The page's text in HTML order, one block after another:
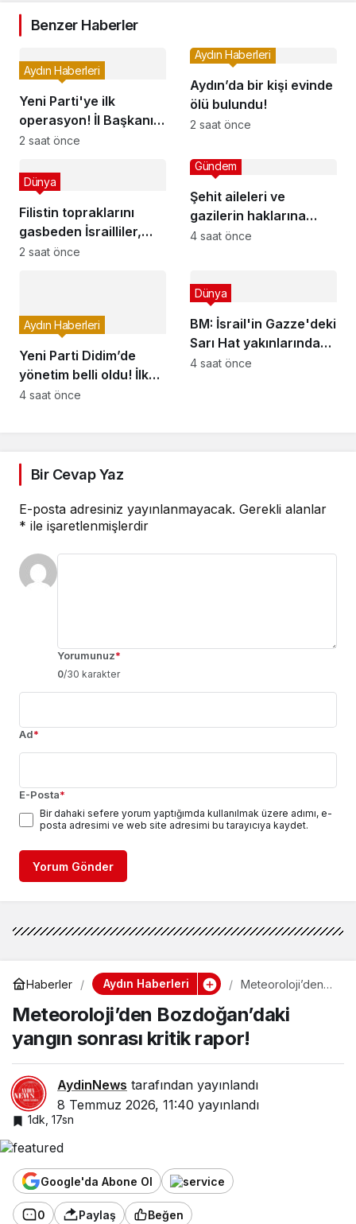
Benzer Haberler
Yeni Parti'ye ilk
operasyon! İl Başkanı
gözaltında
Aydın Haberleri
2 saat önce
Aydın’da bir kişi evinde
ölü bulundu!
Aydın Haberleri
2 saat önce
Filistin topraklarını
gasbeden İsrailliler,
işgal altındaki Batı
Dünya
2 saat önce
Şehit aileleri ve
gazilerin haklarına
ilişkin kanun teklifi,
edildi
Gündem
4 saat önce
Yeni Parti Didim’de
yönetim belli oldu! İlk
toplantıda yol haritası
Aydın Haberleri
4 saat önce
BM: İsrail'in Gazze'deki
Sarı Hat yakınlarındaki
saldırıları Filistinlilerin
Dünya
4 saat önce
Bir Cevap Yaz
E-posta adresiniz yayınlanmayacak. Gerekli alanlar
* ile işaretlenmişlerdir
Yorumunuz*
0/30 karakter
Ad*
E-Posta*
Bir dahaki sefere yorum yaptığımda kullanılmak üzere adımı, e-
posta adresimi ve web site adresimi bu tarayıcıya kaydet.
Yorum Gönder
Haberler Aydın Haberleri
Meteoroloji’den
yangın sonrası
kritik rapor!
Meteoroloji’den Bozdoğan’daki
yangın sonrası kritik rapor!
AydinNews tarafından yayınlandı
8 Temmuz 2026, 11:40 yayınlandı
1dk, 17sn
Google'da Abone Ol
0 Paylaş Beğen